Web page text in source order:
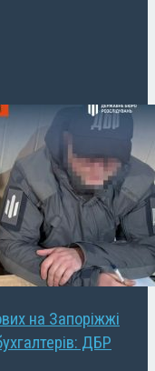
на Запоріжжі
ДБР